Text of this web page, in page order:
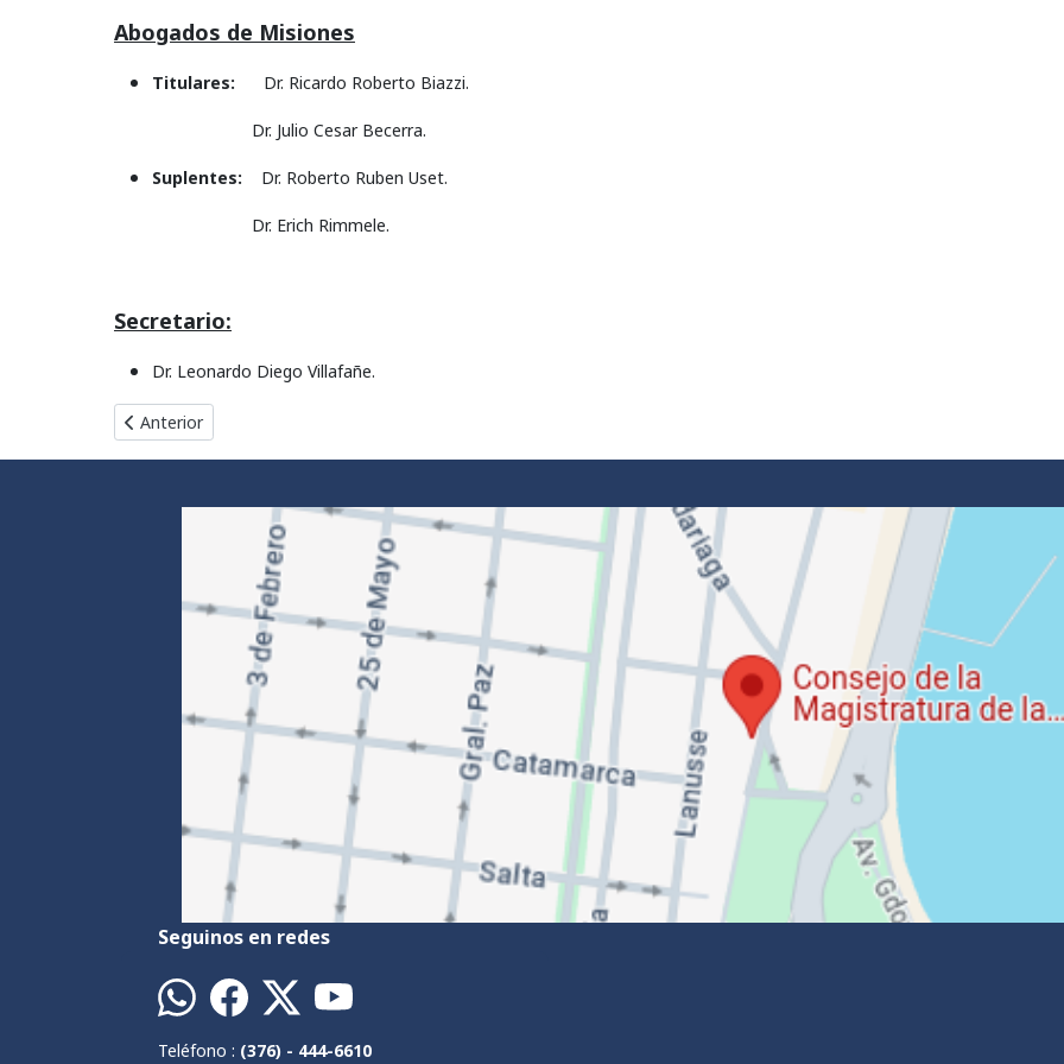
Abogados de Misiones
Titulares: Dr. Ricardo Roberto Biazzi.
Dr. Julio Cesar Becerra.
Suplentes: Dr. Roberto Ruben Uset.
Dr. Erich Rimmele.
Secretario:
Dr. Leonardo Diego Villafañe.
Artículo anterior: Integración 2002 - 2004
Anterior
Seguinos en redes
Teléfono : (376) - 444-6610